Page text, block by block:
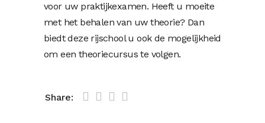
voor uw praktijkexamen. Heeft u moeite
met het behalen van uw theorie? Dan
biedt deze rijschool u ook de mogelijkheid
om een theoriecursus te volgen.
Share: